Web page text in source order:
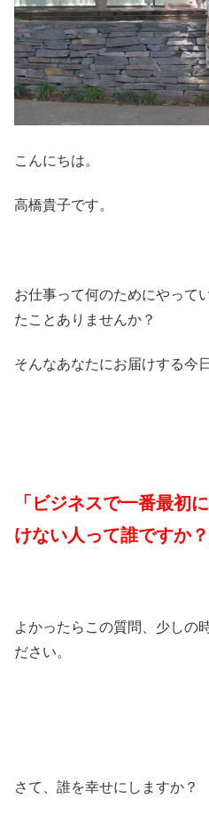
こんにちは。
高橋貴子です。
お仕事って何のためにやって
たことありませんか？
そんなあなたにお届けする今
「ビジネスで一番最初
けない人って誰ですか？
よかったらこの質問、少しの
ださい。
さて、誰を幸せにしますか？